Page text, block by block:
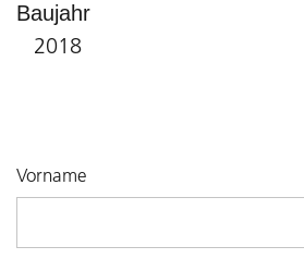
Baujahr
2018
Vorname